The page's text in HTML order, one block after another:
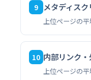
9 メタディス
上位ページの
10 内部リンク
上位ページの